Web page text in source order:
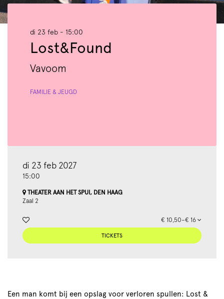
Lost&Found
Vavoom
di 23 feb - 15:00
FAMILIE & JEUGD
di 23 feb 2027
15:00
THEATER AAN HET SPUI, DEN HAAG
Zaal 2
€ 10,50–€ 16
TICKETS
Een man komt bij een opslag voor verloren spullen: Lost &